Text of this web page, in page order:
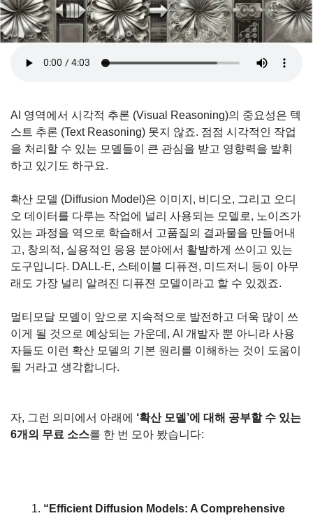
AI 영역에서 시각적 추론 (Visual Reasoning)의 중요성은 텍
스트 추론 (Text Reasoning) 못지 않죠. 점점 시각적인 작업
을 처리할 수 있는 모델들이 큰 관심을 받고 영향력을 발휘
하고 있기도 하구요.
확산 모델 (Diffusion Model)은 이미지, 비디오, 그리고 오디
오 데이터를 다루는 작업에 널리 사용되는 모델로, 노이즈가
있는 과정을 역으로 학습해서 고품질의 결과물을 만들어내
고, 창의적, 실용적인 응용 분야에서 활발하게 쓰이고 있는
도구입니다. DALL-E, 스테이블 디퓨젼, 미드저니 등이 아무
래도 가장 널리 알려진 디퓨젼 모델이라고 할 수 있겠죠.
멀티모달 모델이 앞으로 지속적으로 발전하고 더욱 많이 쓰
이게 될 것으로 예상되는 가운데, AI 개발자 뿐 아니라 사용
자들도 이런 확산 모델의 기본 원리를 이해하는 것이 도움이
될 거라고 생각합니다.
자, 그런 의미에서 아래에 ‘확산 모델’에 대해 공부할 수 있는
6개의 무료 소스를 한 번 모아 봤습니다:
“Efficient Diffusion Models: A Comprehensive